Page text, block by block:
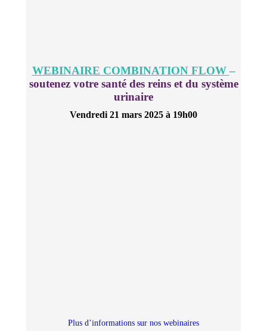
WEBINAIRE COMBINATION FLOW–
soutenez votre santé des reins et du système
urinaire
Vendredi 21 mars 2025 à 19h00
Plus d’informations sur nos webinaires